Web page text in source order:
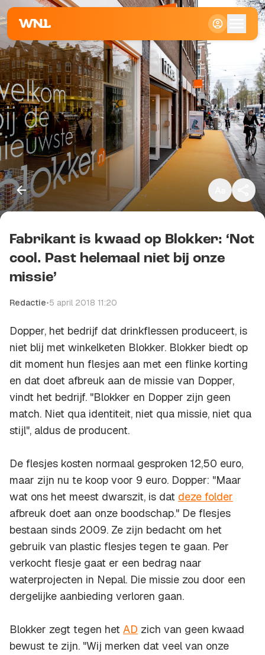
Klein
Kopieer link
Fabrikant is kwaad op Blokker: ‘Not
cool. Past helemaal niet bij onze
missie’
Redactie•5 april 2018 11:20
Dopper, het bedrijf dat drinkflessen produceert, is
niet blij met winkelketen Blokker. Blokker biedt op
dit moment hun flesjes aan met een flinke korting
en dat doet afbreuk aan de missie van Dopper,
vindt het bedrijf. "Blokker en Dopper zijn geen
match. Niet qua identiteit, niet qua missie, niet qua
stijl", aldus de producent.
De flesjes kosten normaal gesproken 12,50 euro,
maar zijn nu te koop voor 9 euro. Dopper: "Maar
wat ons het meest dwarszit, is dat deze folder
afbreuk doet aan onze boodschap." De flesjes
bestaan sinds 2009. Ze zijn bedacht om het
gebruik van plastic flesjes tegen te gaan. Per
verkocht flesje gaat er een bedrag naar
waterprojecten in Nepal. Die missie zou door een
dergelijke aanbieding verloren gaan.
Blokker zegt tegen het AD zich van geen kwaad
bewust te zijn. "Wij merken dat veel van onze